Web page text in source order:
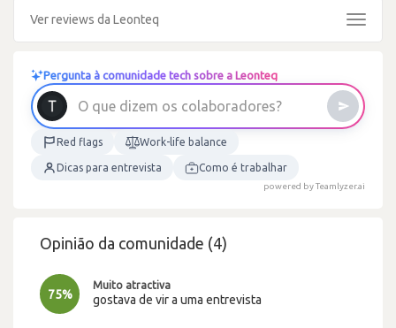
Ver reviews da Leonteq
Toggle
Pergunta à comunidade tech sobre a Leonteq
O que d izem os colaborad ores?
Red flags Work-life balance
Dicas para entrevista Como é trabalhar
powered by Teamlyzer.ai
Opinião da comunidade (4)
75%
Muito atractiva
gostava de vir a uma entrevista